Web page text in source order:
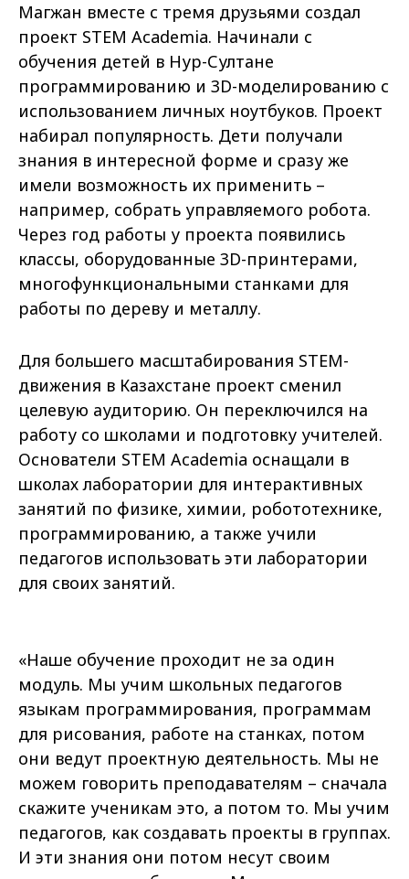
Магжан вместе с тремя друзьями создал
проект STEM Academia. Начинали с
обучения детей в Нур-Султане
программированию и 3D-моделированию с
использованием личных ноутбуков. Проект
набирал популярность. Дети получали
знания в интересной форме и сразу же
имели возможность их применить –
например, собрать управляемого робота.
Через год работы у проекта появились
классы, оборудованные 3D-принтерами,
многофункциональными станками для
работы по дереву и металлу.
Для большего масштабирования STEM-
движения в Казахстане проект сменил
целевую аудиторию. Он переключился на
работу со школами и подготовку учителей.
Основатели STEM Academia оснащали в
школах лаборатории для интерактивных
занятий по физике, химии, робототехнике,
программированию, а также учили
педагогов использовать эти лаборатории
для своих занятий.
«Наше обучение проходит не за один
модуль. Мы учим школьных педагогов
языкам программирования, программам
для рисования, работе на станках, потом
они ведут проектную деятельность. Мы не
можем говорить преподавателям – сначала
скажите ученикам это, а потом то. Мы учим
педагогов, как создавать проекты в группах.
И эти знания они потом несут своим